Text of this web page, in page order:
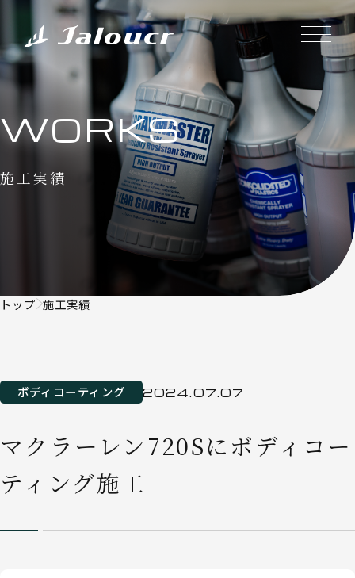
WORKS
施工実績
トップ 施工実績
ボディコーティング 2024.07.07
マクラーレン720Sにボディコー
ティング施工